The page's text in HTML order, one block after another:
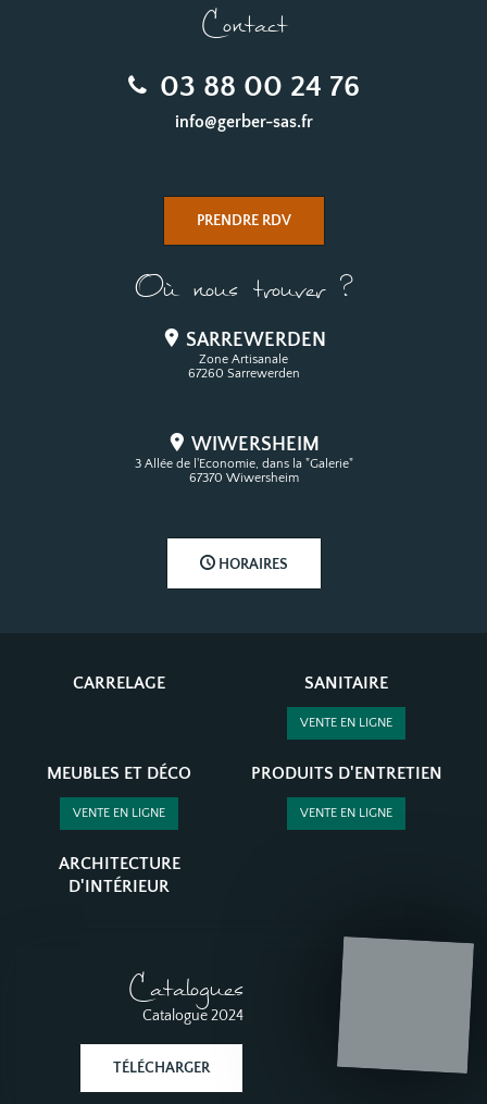
Contact
03 88 00 24 76
info@gerber-sas.fr
PRENDRE RDV
Où nous trouver ?
SARREWERDEN
Zone Artisanale
67260 Sarrewerden
WIWERSHEIM
3 Allée de l'Economie, dans la "Galerie"
67370 Wiwersheim
HORAIRES
CARRELAGE SANITAIRE
VENTE EN LIGNE
MEUBLES ET DÉCO
VENTE EN LIGNE
PRODUITS D'ENTRETIEN
VENTE EN LIGNE
ARCHITECTURE
D'INTÉRIEUR
Catalogues
Catalogue 2024
TÉLÉCHARGER